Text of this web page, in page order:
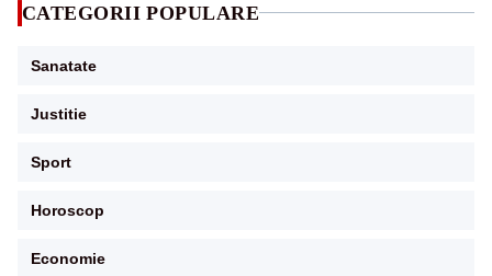
CATEGORII POPULARE
Sanatate
Justitie
Sport
Horoscop
Economie